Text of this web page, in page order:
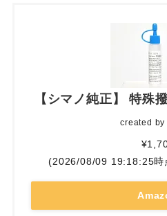
【シマノ純正】 特殊
created by
(2026/08/09 19:18:25時